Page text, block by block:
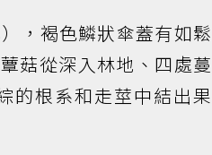
，褐色鱗狀傘蓋有如鬆
菇從深入林地、四處蔓
的根系和走莖中結出果